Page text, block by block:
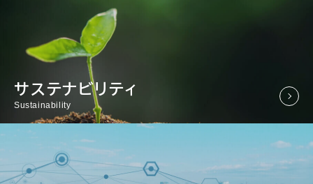
サステナビリティ
Sustainability